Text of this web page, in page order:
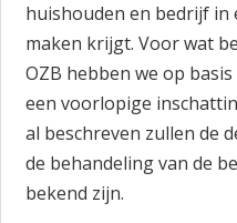
huishouden en bedrijf in
maken krijgt. Voor wat
OZB hebben we op
een voorlopige
al beschreven zullen de
de behandeling van de
bekend zijn.